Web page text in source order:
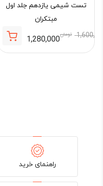
تست شیمی یازدهم جلد اول
مبتکران
تومان1,280,000 تومان
راهنمای خرید